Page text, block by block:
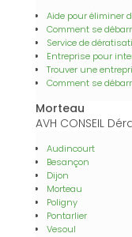
Aide pour éliminer
Comment se
Service de
Entreprise pour
Trouver une
Comment se
Morteau
AVH CONSEIL
Audincourt
Besançon
Dijon
Morteau
Poligny
Pontarlier
Vesoul